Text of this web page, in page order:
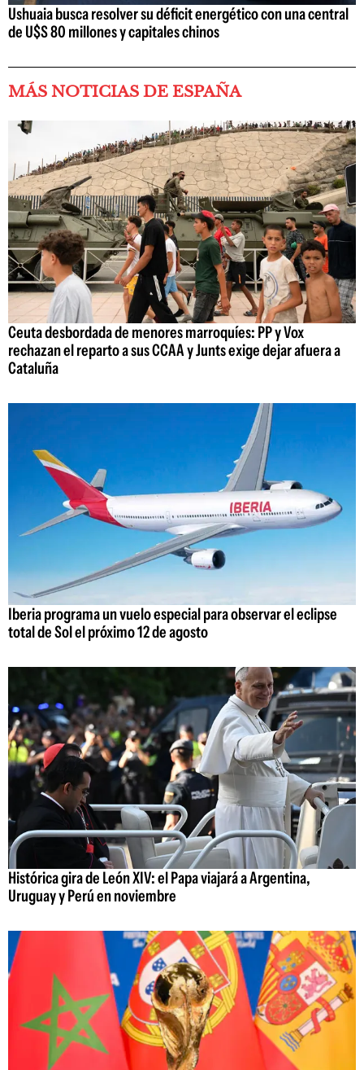
Ushuaia busca resolver su déficit energético con una central
de U$S 80 millones y capitales chinos
MÁS NOTICIAS DE ESPAÑA
Ceuta desbordada de menores marroquíes: PP y Vox
rechazan el reparto a sus CCAA y Junts exige dejar afuera a
Cataluña
Iberia programa un vuelo especial para observar el eclipse
total de Sol el próximo 12 de agosto
Histórica gira de León XIV: el Papa viajará a Argentina,
Uruguay y Perú en noviembre